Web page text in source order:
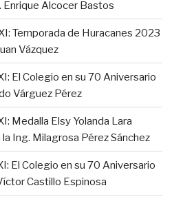
Alcocer Bastos
Temporada de Huracanes 2023
Vázquez
El Colegio en su 70 Aniversario
Várguez Pérez
Medalla Elsy Yolanda Lara
Ing. Milagrosa Pérez Sánchez
El Colegio en su 70 Aniversario
Castillo Espinosa